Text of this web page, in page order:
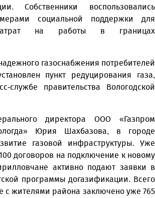
Собственники воспользовались
социальной поддержки для
на работы в границах
газоснабжения потребителей
пункт редуцирования газа,
службе правительства Вологодской
директора ООО «Газпром
Юрия Шахбазова, в городе
газовой инфраструктуры. Уже
договоров на подключение к новому
активно подают заявки в
программы догазификации. Всего
с жителями района заключено уже 765